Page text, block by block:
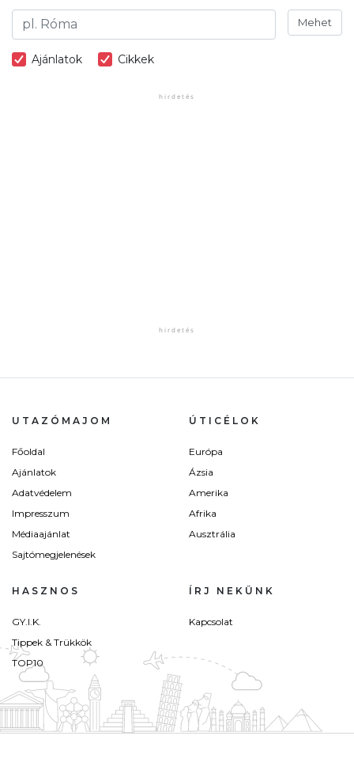
Mehet
Ajánlatok Cikkek
UTAZÓMAJOM
Főoldal
Ajánlatok
Adatvédelem
Impresszum
Médiaajánlat
Sajtómegjelenések
ÚTICÉLOK
Európa
Ázsia
Amerika
Afrika
Ausztrália
HASZNOS
GY.I.K.
Tippek & Trükkök
TOP10
ÍRJ NEKÜNK
Kapcsolat